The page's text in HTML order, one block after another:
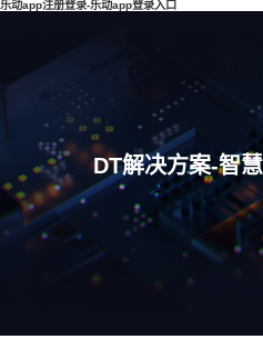
乐动app注册登录-乐动app登录入口
DT解决方案-智